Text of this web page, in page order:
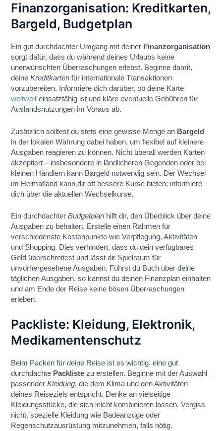
Finanzorganisation: Kreditkarten,
Bargeld, Budgetplan
Ein gut durchdachter Umgang mit deiner Finanzorganisation
sorgt dafür, dass du während deines Urlaubs keine
unerwünschten Überraschungen erlebst. Beginne damit,
deineKreditkarten für internationale Transaktionen
vorzubereiten. Informiere dich darüber, ob deine Karte
weltweit einsatzfähig ist und kläre eventuelle Gebühren für
Auslandsnutzungen im Voraus ab.
Zusätzlich solltest du stets eine gewisse Menge an Bargeld
in der lokalen Währung dabei haben, um flexibel auf kleinere
Ausgaben reagieren zu können. Nicht überall werden Karten
akzeptiert – insbesondere in ländlicheren Gegenden oder bei
kleinen Händlern kann Bargeld notwendig sein. Der Wechsel
im Heimatland kann dir oft bessere Kurse bieten; informiere
dich über die aktuellen Wechselkurse.
Ein durchdachterBudgetplan hilft dir, den Überblick über deine
Ausgaben zu behalten. Erstelle einen Rahmen für
verschiedenste Kostenpunkte wie Verpflegung, Aktivitäten
und Shopping. Dies verhindert, dass du dein verfügbares
Geld überschreitest und lässt dir Spielraum für
unvorhergesehene Ausgaben. Führst du Buch über deine
täglichen Ausgaben, so kannst du deinen Finanzplan einhalten
und am Ende der Reise keine bösen Überraschungen
erleben.
Packliste: Kleidung, Elektronik,
Medikamentenschutz
Beim Packen für deine Reise ist es wichtig, eine gut
durchdachte Packliste zu erstellen. Beginne mit der Auswahl
passenderKleidung, die dem Klima und den Aktivitäten
deines Reiseziels entspricht. Denke an vielseitige
Kleidungsstücke, die sich leicht kombinieren lassen. Vergiss
nicht, spezielle Kleidung wie Badeanzüge oder
Regenschutzausrüstung mitzunehmen, falls nötig.